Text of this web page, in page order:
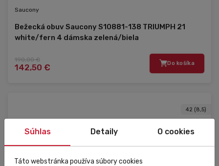
Saucony
Bežecká obuv Saucony S10881-138 TRIUMPH 21
white/fern 4 dámska zelená/biela
190,00 €
142,50 € Do košíka
42 (8,5)
Súhlas Detaily O cookies
Táto webstránka používa súbory cookies